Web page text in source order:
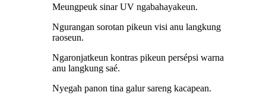
Meungpeuk sinar UV ngabahayakeun.
Ngurangan sorotan pikeun visi anu langkung
raoseun.
Ngaronjatkeun kontras pikeun persépsi warna
anu langkung saé.
Nyegah panon tina galur sareng kacapean.